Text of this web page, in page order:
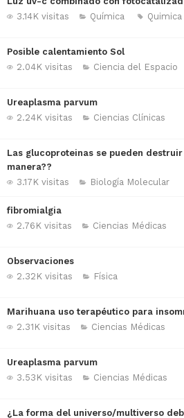
3.14K visitas
Química
Posible calentamiento Sol
2.04K visitas
Ciencia del Espacio
Ureaplasma parvum
2.24K visitas
Ciencias Clínicas
Las glucoproteinas se pueden
manera??
3.17K visitas
Biología Molecular
fibromialgia
2.76K visitas
Ciencias Médicas
Observaciones
2.32K visitas
Física
Marihuana uso terapéutico para
2.31K visitas
Ciencias Médicas
Ureaplasma parvum
3.53K visitas
Ciencias Médicas
¿La forma del universo/multiverso